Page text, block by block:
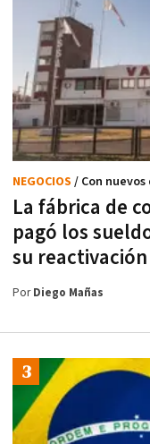
La fábrica de
pagó los
su reactivación
NEGOCIOS / Con nuevos
PorDiego Mañas